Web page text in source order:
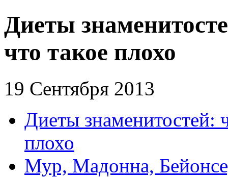
Диеты
что такое плохо
19 Сентября 2013
Диеты знаменитостей:
плохо
Мур, Мадонна,